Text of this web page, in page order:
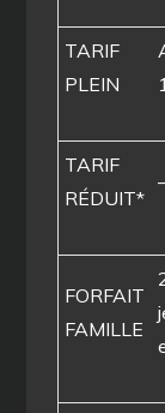
TARIF
PLEIN
TARIF
RÉDUIT*
FORFAIT
FAMILLE